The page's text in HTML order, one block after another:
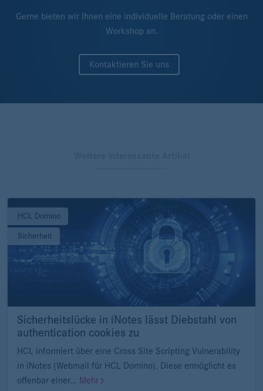
Gerne bieten wir Ihnen eine individuelle Beratung oder einen
Workshop an.
Kontaktieren Sie uns
HCL Domino
Sicherheit
Sicherheitslücke in iNotes lässt Diebstahl von
authentication cookies zu
HCL informiert über eine Cross Site Scripting Vulnerability
in iNotes (Webmail für HCL Domino). Diese ermöglicht es
offenbar einer… Mehr